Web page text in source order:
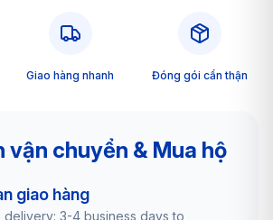
Giao hàng nhanh Đóng gói cẩn thận
vận chuyển & Mua hộ
giao hàng
delivery: 3-4 business days to